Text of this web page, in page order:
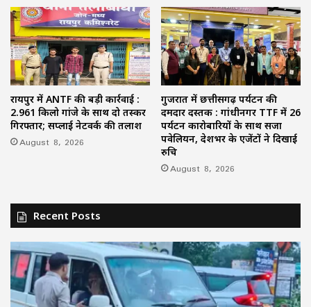
रायपुर में ANTF की बड़ी कार्रवाई :
2.961 किलो गांजे के साथ दो तस्कर
गिरफ्तार; सप्लाई नेटवर्क की तलाश
August 8, 2026
गुजरात में छत्तीसगढ़ पर्यटन की
दमदार दस्तक : गांधीनगर TTF में 26
पर्यटन कारोबारियों के साथ सजा
पवेलियन, देशभर के एजेंटों ने दिखाई
रुचि
August 8, 2026
Recent Posts